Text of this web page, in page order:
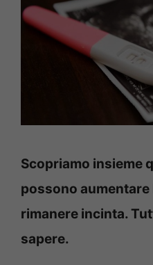
Scopriamo insieme
possono
rimanere incinta.
sapere.